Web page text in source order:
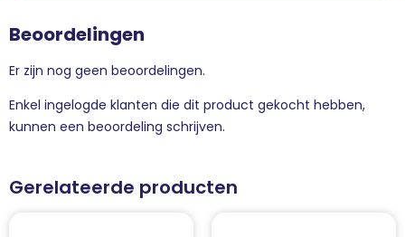
Beoordelingen
Er zijn nog geen beoordelingen.
Enkel ingelogde klanten die dit product gekocht hebben,
kunnen een beoordeling schrijven.
Gerelateerde producten